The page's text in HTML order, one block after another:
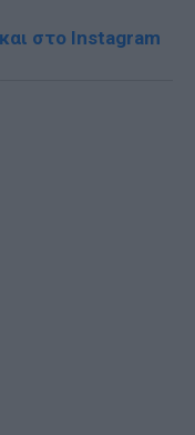
στο Instagram